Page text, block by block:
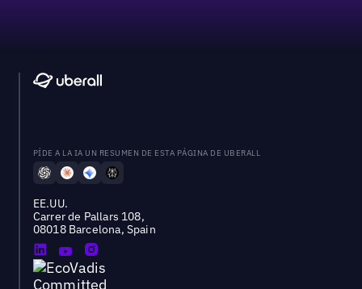
PÍDE A LA IA UN RESUMEN DE ESTA PÁGINA DE UBERALL
EE.UU.
Carrer de Pallars 108,
08018 Barcelona, Spain